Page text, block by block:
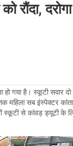
रौंदा,
गया है। स्कूटी सवार
महिला सब इंस्पेक्टर
से कांवड़ ड्यूटी के लिए